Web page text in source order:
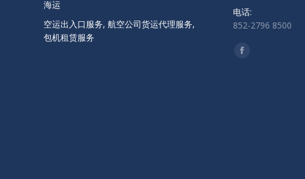
海运
空运出入口服务, 航空公司货运代理服务,
包机租赁服务
电话:
852-2796 8500
找到我们：
Facebook